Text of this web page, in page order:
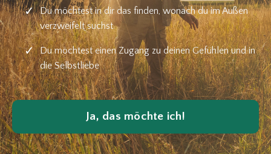
Du möchtest in dir das finden, wonach du im Außen
verzweifelt suchst
Du möchtest einen Zugang zu deinen Gefühlen und in
die Selbstliebe
Ja, das möchte ich!